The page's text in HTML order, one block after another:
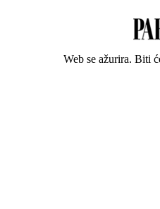
Web se ažurira. Biti